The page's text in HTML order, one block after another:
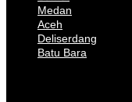
Medan
Aceh
Deliserdang
Batu Bara